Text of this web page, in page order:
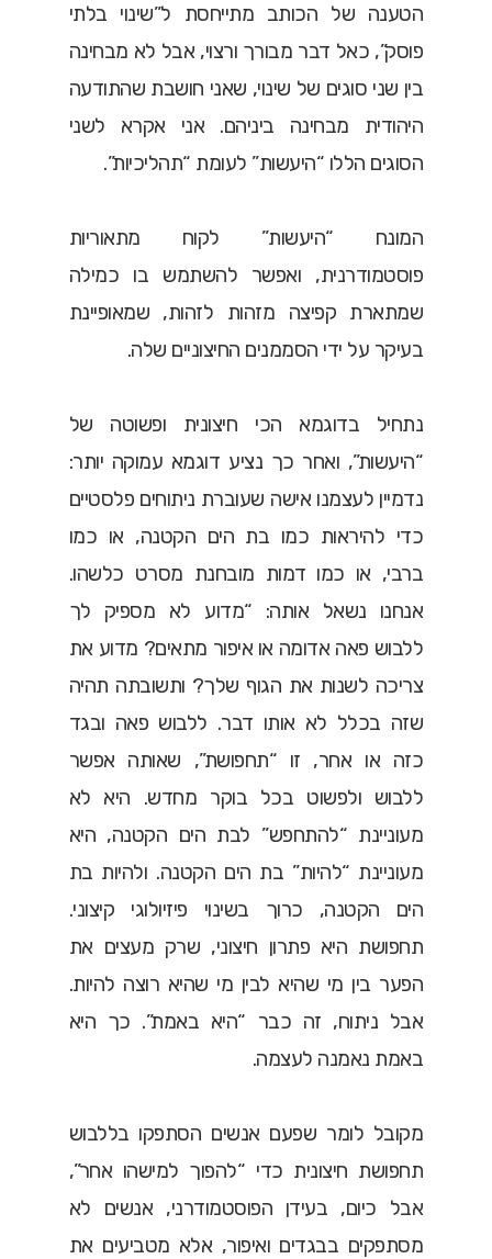
הטענה של הכותב מתייחסת ל”שינוי בלתי
פוסק”, כאל דבר מבורך ורצוי, אבל לא מבחינה
בין שני סוגים של שינוי, שאני חושבת שהתודעה
היהודית מבחינה ביניהם. אני אקרא לשני
הסוגים הללו “היעשות” לעומת “תהליכיות”.
המונח “היעשות” לקוח מתאוריות
פוסטמודרנית, ואפשר להשתמש בו כמילה
שמתארת קפיצה מזהות לזהות, שמאופיינת
בעיקר על ידי הסממנים החיצוניים שלה.
נתחיל בדוגמא הכי חיצונית ופשוטה של
“היעשות”, ואחר כך נציע דוגמא עמוקה יותר:
נדמיין לעצמנו אישה שעוברת ניתוחים פלסטיים
כדי להיראות כמו בת הים הקטנה, או כמו
ברבי, או כמו דמות מובחנת מסרט כלשהו.
אנחנו נשאל אותה: “מדוע לא מספיק לך
ללבוש פאה אדומה או איפור מתאים? מדוע את
צריכה לשנות את הגוף שלך? ותשובתה תהיה
שזה בכלל לא אותו דבר. ללבוש פאה ובגד
כזה או אחר, זו “תחפושת”, שאותה אפשר
ללבוש ולפשוט בכל בוקר מחדש. היא לא
מעוניינת “להתחפש” לבת הים הקטנה, היא
מעוניינת “להיות” בת הים הקטנה. ולהיות בת
הים הקטנה, כרוך בשינוי פיזיולוגי קיצוני.
תחפושת היא פתרון חיצוני, שרק מעצים את
הפער בין מי שהיא לבין מי שהיא רוצה להיות.
אבל ניתוח, זה כבר “היא באמת”. כך היא
באמת נאמנה לעצמה.
מקובל לומר שפעם אנשים הסתפקו בללבוש
תחפושת חיצונית כדי “להפוך למישהו אחר”,
אבל כיום, בעידן הפוסטמודרני, אנשים לא
מסתפקים בבגדים ואיפור, אלא מטביעים את